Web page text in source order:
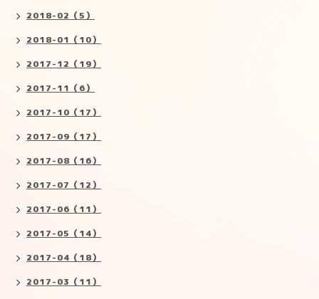
2018-02（5）
2018-01（10）
2017-12（19）
2017-11（6）
2017-10（17）
2017-09（17）
2017-08（16）
2017-07（12）
2017-06（11）
2017-05（14）
2017-04（18）
2017-03（11）